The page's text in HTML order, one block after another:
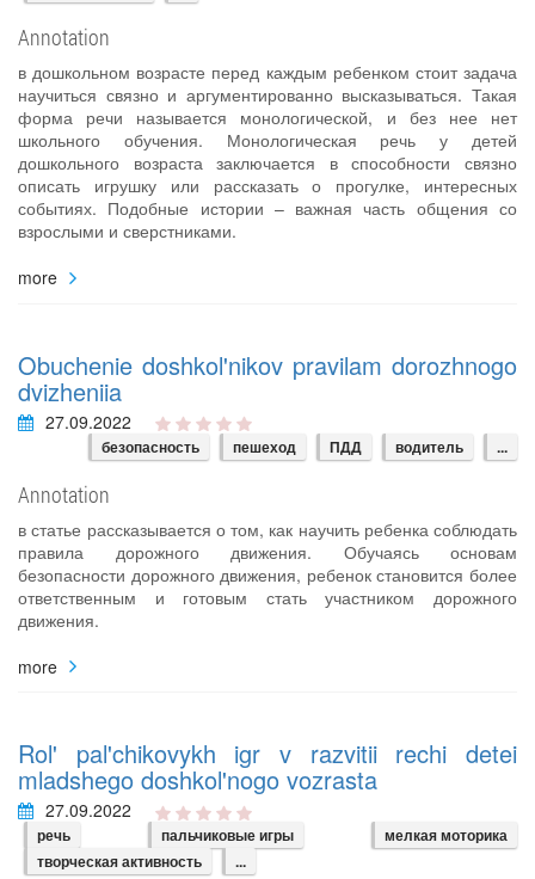
Annotation
в дошкольном возрасте перед каждым ребенком стоит задача
научиться связно и аргументированно высказываться. Такая
форма речи называется монологической, и без нее нет
школьного обучения. Монологическая речь у детей
дошкольного возраста заключается в способности связно
описать игрушку или рассказать о прогулке, интересных
событиях. Подобные истории – важная часть общения со
взрослыми и сверстниками.
more
Obuchenie doshkol'nikov pravilam dorozhnogo
dvizheniia
27.09.2022
безопасность пешеход ПДД водитель ...
Annotation
в статье рассказывается о том, как научить ребенка соблюдать
правила дорожного движения. Обучаясь основам
безопасности дорожного движения, ребенок становится более
ответственным и готовым стать участником дорожного
движения.
more
Rol' pal'chikovykh igr v razvitii rechi detei
mladshego doshkol'nogo vozrasta
27.09.2022
речь пальчиковые игры
мелкая моторика
творческая активность
...